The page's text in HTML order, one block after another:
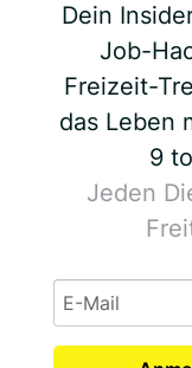
Dein
Job-
Freizeit-
das Leben
9
Jeden